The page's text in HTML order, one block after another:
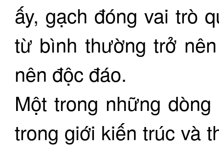
ấy, gạch đóng vai trò
từ bình thường trở
nên độc đáo.
Một trong những
trong giới kiến trúc và